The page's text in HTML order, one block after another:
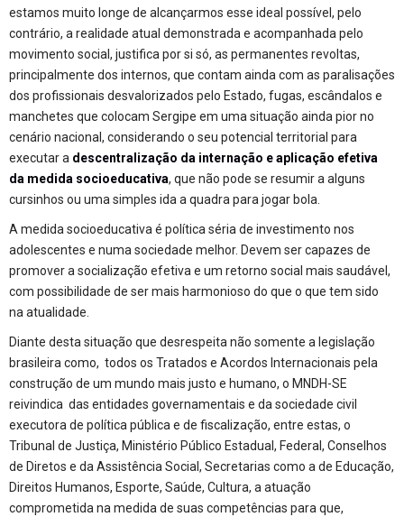
estamos muito longe de alcançarmos esse ideal possível, pelo
contrário, a realidade atual demonstrada e acompanhada pelo
movimento social, justifica por si só, as permanentes revoltas,
principalmente dos internos, que contam ainda com as paralisações
dos profissionais desvalorizados pelo Estado, fugas, escândalos e
manchetes que colocam Sergipe em uma situação ainda pior no
cenário nacional, considerando o seu potencial territorial para
executar a descentralização da internação e aplicação efetiva
da medida socioeducativa, que não pode se resumir a alguns
cursinhos ou uma simples ida a quadra para jogar bola.
A medida socioeducativa é política séria de investimento nos
adolescentes e numa sociedade melhor. Devem ser capazes de
promover a socialização efetiva e um retorno social mais saudável,
com possibilidade de ser mais harmonioso do que o que tem sido
na atualidade.
Diante desta situação que desrespeita não somente a legislação
brasileira como, todos os Tratados e Acordos Internacionais pela
construção de um mundo mais justo e humano, o MNDH-SE
reivindica das entidades governamentais e da sociedade civil
executora de política pública e de fiscalização, entre estas, o
Tribunal de Justiça, Ministério Público Estadual, Federal, Conselhos
de Diretos e da Assistência Social, Secretarias como a de Educação,
Direitos Humanos, Esporte, Saúde, Cultura, a atuação
comprometida na medida de suas competências para que,